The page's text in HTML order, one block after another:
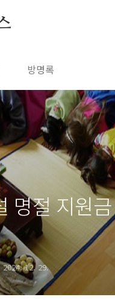
방명록
명절 지원
2024. 12. 29.